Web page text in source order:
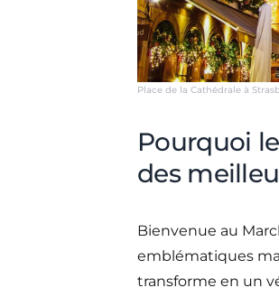
Place de la Cathédrale à
Pourquoi
des
Bienvenue au
emblématiques
transforme en un